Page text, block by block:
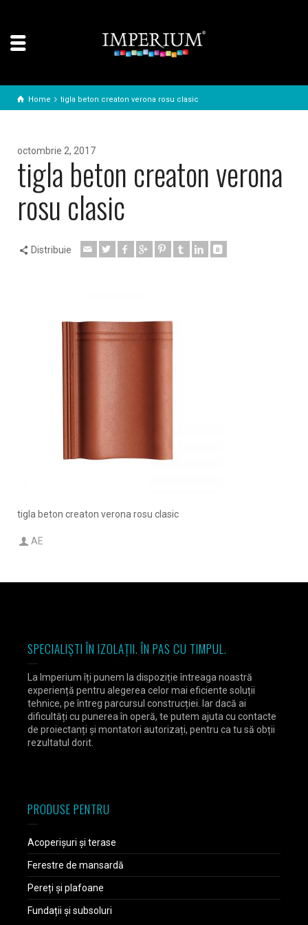
Home tigla beton creaton verona rosu clasic
octombrie 2, 2017
tigla beton creaton verona
rosu clasic
Distribuie
tigla beton creaton verona rosu clasic
AE
SPECIALIȘTI ÎN IZOLAȚII. ÎN PAS CU TIMPUL.
La Imperium îți punem la dispoziție întreaga noastră
experiență pentru alegerea celor mai eficiente soluții
tehnice, pe întreg parcursul construcției. Iar dacă ai
dificultăți cu punerea în operă, te putem ajuta cu contacte
de proiectanți și montatori autorizați, pentru ca tu să obții
rezultatul dorit.
PRODUSE PENTRU
Acoperișuri și terase
Ferestre de mansardă
Pereți și plafoane
Fundații și subsoluri